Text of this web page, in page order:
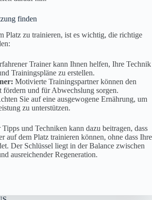
finden
Platz zu trainieren, ist es wichtig, die richtige
Trainer kann Ihnen helfen, Ihre Technik
Trainingspläne zu erstellen.
Motivierte Trainingspartner können den
fördern und für Abwechslung sorgen.
Sie auf eine ausgewogene Ernährung, um
zu unterstützen.
und Techniken kann dazu beitragen, dass
auf dem Platz trainieren können, ohne dass Ihre
Der Schlüssel liegt in der Balance zwischen
ausreichender Regeneration.